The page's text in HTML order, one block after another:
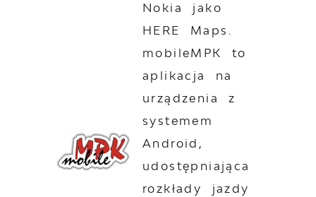
Nokia jako
HERE Maps.
mobileMPK to
aplikacja na
urządzenia z
systemem
Android,
udostępniająca
rozkłady jazdy